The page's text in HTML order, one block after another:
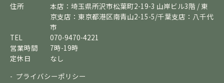
住所
本店：埼玉県所沢市松葉町2-19-3 山岸ビル3階 / 東
京支店：東京都港区南青山2-15-5/千葉支店：八千代
市
TEL
070-9470-4221
営業時間
7時-19時
定休日
なし
プライバシーポリシー